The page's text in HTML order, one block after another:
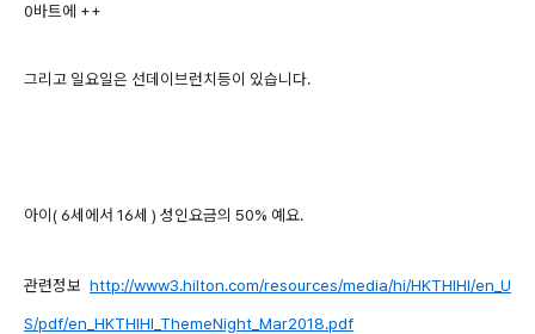
0바트에 ++
그리고 일요일은 선데이브런치등이 있습니다.
아이( 6세에서 16세 ) 성인요금의 50% 예요.
관련정보 http://www3.hilton.com/resources/media/hi/HKTHIHI/en_U
S/pdf/en_HKTHIHI_ThemeNight_Mar2018.pdf